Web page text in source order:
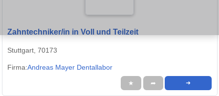
Zahntechniker/in in Voll und Teilzeit
Stuttgart, 70173
Firma:Andreas Mayer Dentallabor
★ ➦ ➜